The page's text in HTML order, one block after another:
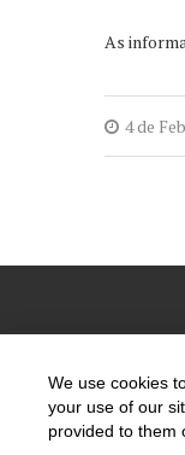
As
4 de
We use cookies
your use of our
provided to them
PT